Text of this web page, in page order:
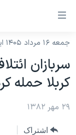
لینکهای
دسترسی
جهش
به
محتوای
اصلی
جهش
نسخه سبک
موضوع ها
ایران
آمریکا
برنامه های
جدول برنامه ها
جمعه ۱۶ مرداد ۱۴۰۵ ایران ۰۹:۱۹
سربازان
کربلا حمله کردند -
۲۹ مهر ۱۳۸۲
اشتراک